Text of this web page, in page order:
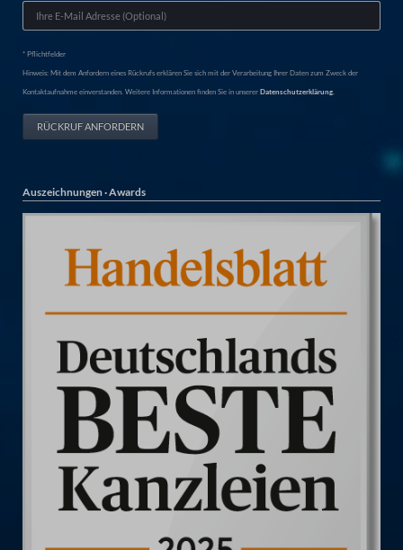
* Pflichtfelder
Hinweis: Mit dem Anfordern eines Rückrufs erklären Sie sich mit der Verarbeitung Ihrer Daten zum Zweck der
Kontaktaufnahme einverstanden. Weitere Informationen finden Sie in unserer Datenschutzerklärung.
RÜCKRUF ANFORDERN
Auszeichnungen · Awards